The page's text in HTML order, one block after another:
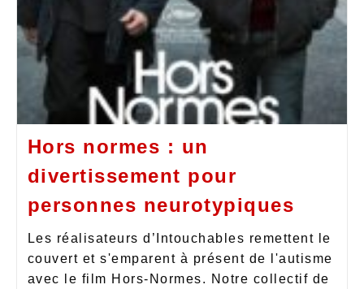
Hors normes : un
divertissement pour
personnes neurotypiques
Les réalisateurs d’Intouchables remettent le
couvert et s'emparent à présent de l'autisme
avec le film Hors-Normes. Notre collectif de